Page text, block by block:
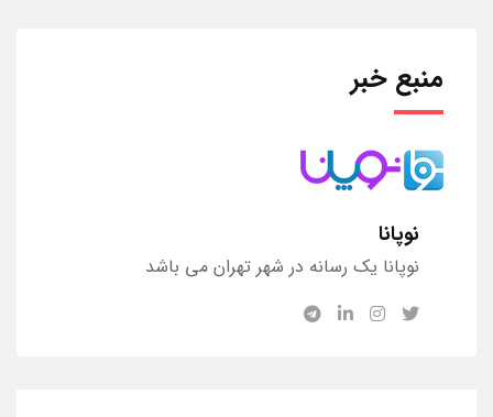
منبع خبر
نوپانا
نوپانا یک رسانه در شهر تهران می باشد